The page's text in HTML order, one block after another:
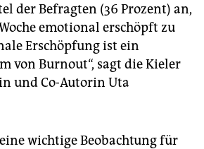
der Befragten (36 Prozent) an,
emotional erschöpft zu
Erschöpfung ist ein
von Burnout“, sagt die Kieler
und Co-Autorin Uta
wichtige Beobachtung für